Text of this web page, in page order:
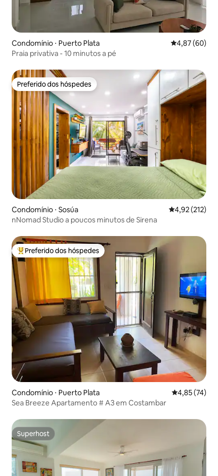
Condomínio ⋅ Puerto Plata 4,87 de uma
4,87 (60)
Praia privativa - 10 minutos a pé
Preferido dos hóspedes
Preferido dos hóspedes
Condomínio ⋅ Sosúa 4,92 de uma
4,92 (212)
nNomad Studio a poucos minutos de Sirena
Entre os melhores preferidos dos hóspedes
Preferido dos hóspedes
Condomínio ⋅ Puerto Plata 4,85 de uma
4,85 (74)
Sea Breeze Apartamento # A3 em Costambar
Superhost
Superhost